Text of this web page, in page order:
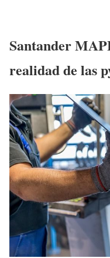
Santander
realidad de las